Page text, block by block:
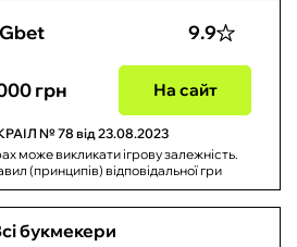
9.9
грн На сайт
№ 78 від 23.08.2023
може викликати ігрову залежність.
(принципів) відповідальної гри
букмекери